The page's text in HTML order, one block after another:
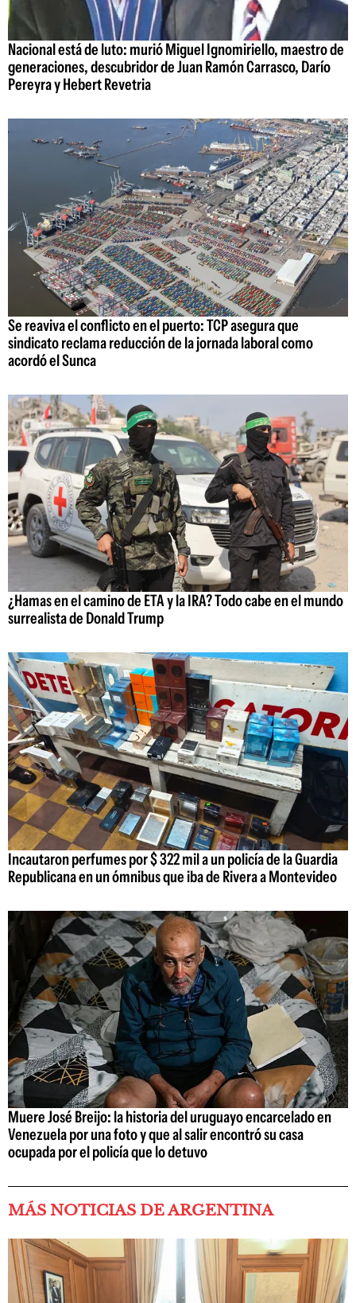
Nacional está de luto: murió Miguel Ignomiriello, maestro de
generaciones, descubridor de Juan Ramón Carrasco, Darío
Pereyra y Hebert Revetria
Se reaviva el conflicto en el puerto: TCP asegura que
sindicato reclama reducción de la jornada laboral como
acordó el Sunca
¿Hamas en el camino de ETA y la IRA? Todo cabe en el mundo
surrealista de Donald Trump
Incautaron perfumes por $ 322 mil a un policía de la Guardia
Republicana en un ómnibus que iba de Rivera a Montevideo
Muere José Breijo: la historia del uruguayo encarcelado en
Venezuela por una foto y que al salir encontró su casa
ocupada por el policía que lo detuvo
MÁS NOTICIAS DE ARGENTINA